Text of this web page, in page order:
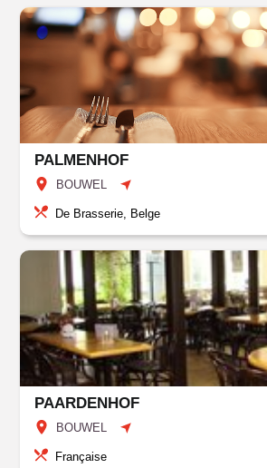
PALMENHOF
BOUWEL
De Brasserie, Belge
PAARDENHOF
BOUWEL
Française